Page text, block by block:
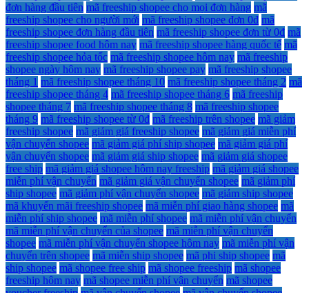
đơn hàng đầu tiên mã freeship shopee cho mọi đơn hàng mã
freeship shopee cho người mới mã freeship shopee đơn 0đ mã
freeship shopee đơn hàng đầu tiên mã freeship shopee đơn từ 0đ mã
freeship shopee food hôm nay mã freeship shopee hàng quốc tế mã
freeship shopee hỏa tốc mã freeship shopee hôm nay mã freeship
shopee ngày hôm nay mã freeship shopee pay mã freeship shopee
tháng 1 mã freeship shopee tháng 10 mã freeship shopee tháng 2 mã
freeship shopee tháng 4 mã freeship shopee tháng 6 mã freeship
shopee tháng 7 mã freeship shopee tháng 8 mã freeship shopee
tháng 9 mã freeship shopee từ 0đ mã freeship trên shopee mã giảm
freeship shopee mã giảm giá freeship shopee mã giảm giá miễn phí
vận chuyển shopee mã giảm giá phí ship shopee mã giảm giá phí
vận chuyển shopee mã giảm giá ship shopee mã giảm giá shopee
free ship mã giảm giá shopee hôm nay freeship mã giảm giá shopee
miễn phí vận chuyển mã giảm giá vận chuyển shopee mã giảm phí
ship shopee mã giảm phí vận chuyển shopee mã giảm ship shopee
mã khuyến mãi freeship shopee mã miễn phí giao hàng shopee mã
miễn phí ship shopee mã miễn phí shopee mã miễn phí vận chuyển
mã miễn phí vận chuyển của shopee mã miễn phí vận chuyển
shopee mã miễn phí vận chuyển shopee hôm nay mã miễn phí vận
chuyển trên shopee mã miễn ship shopee mã phi ship shopee mã
ship shopee mã shopee free ship mã shopee freeship mã shopee
freeship hôm nay mã shopee miễn phí vận chuyển mã shopee